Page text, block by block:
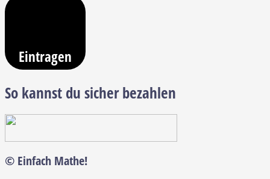
Eintragen
So kannst du sicher bezahlen
© Einfach Mathe!